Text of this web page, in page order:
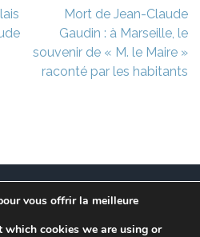
Mort de Jean-Claude
Gaudin : à Marseille, le
souvenir de « M. le Maire »
raconté par les habitants
de l’association des Maires
recherche et de conservation
vous offrir la meilleure
which cookies we are using or